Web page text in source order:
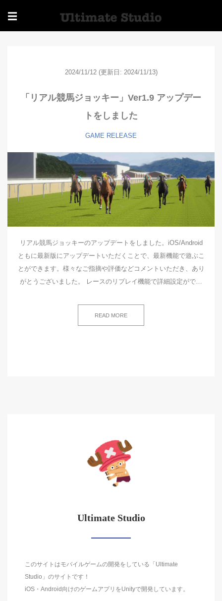
☰
2024/11/12 (更新日: 2024/11/13)
「リアル競馬ジョッキー」Ver1.9 アップデー
トをしました
GAME RELEASE
リアル競馬ジョッキーのアップデートをしました。iOS/Android
ともに最新版にアップデートいただくことで、最新機能で遊ぶこ
とができます。様々なご指摘や評価などコメントいただき、あり
がとうございました。 レースのリプレイ機能で詳細設定がで…
READ MORE
Ultimate Studio
このサイトはモバイルゲームの開発をしている「Ultimate
Studio」のサイトです！
iOS・Android向けのゲームアプリをUnityで開発しています。